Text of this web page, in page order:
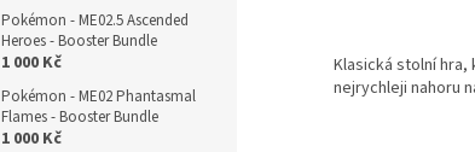
Pokémon - ME02.5 Ascended
Heroes - Booster Bundle
1 000 Kč
Pokémon - ME02 Phantasmal
Flames - Booster Bundle
1 000 Kč
Klasická stolní
nejrychleji nahoru